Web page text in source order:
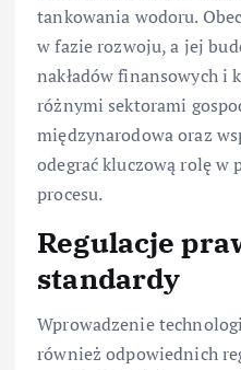
tankowania wodoru.
w fazie rozwoju, a jej
nakładów finansowych i
różnymi sektorami
międzynarodowa oraz
odegrać kluczową rolę w
procesu.
Regulacje
standardy
Wprowadzenie
również odpowiednich